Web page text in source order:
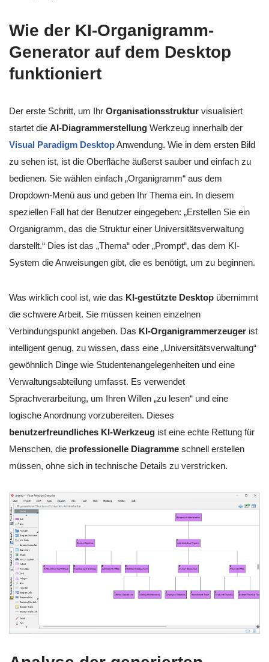
Wie der KI-Organigramm-
Generator auf dem Desktop
funktioniert
Der erste Schritt, um Ihr Organisationsstruktur visualisiert
startet die AI-Diagrammerstellung Werkzeug innerhalb der
Visual Paradigm DesktopAnwendung. Wie in dem ersten Bild
zu sehen ist, ist die Oberfläche äußerst sauber und einfach zu
bedienen. Sie wählen einfach „Organigramm“ aus dem
Dropdown-Menü aus und geben Ihr Thema ein. In diesem
speziellen Fall hat der Benutzer eingegeben: „Erstellen Sie ein
Organigramm, das die Struktur einer Universitätsverwaltung
darstellt.“ Dies ist das „Thema“ oder „Prompt“, das dem KI-
System die Anweisungen gibt, die es benötigt, um zu beginnen.
Was wirklich cool ist, wie das KI-gestützte Desktop übernimmt
die schwere Arbeit. Sie müssen keinen einzelnen
Verbindungspunkt angeben. Das KI-Organigrammerzeuger ist
intelligent genug, zu wissen, dass eine „Universitätsverwaltung“
gewöhnlich Dinge wie Studentenangelegenheiten und eine
Verwaltungsabteilung umfasst. Es verwendet
Sprachverarbeitung, um Ihren Willen „zu lesen“ und eine
logische Anordnung vorzubereiten. Dieses
benutzerfreundliches KI-Werkzeug ist eine echte Rettung für
Menschen, die professionelle Diagramme schnell erstellen
müssen, ohne sich in technische Details zu verstricken.